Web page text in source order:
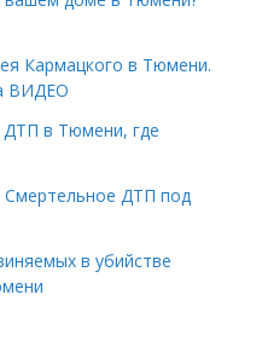
Кармацкого в Тюмени.
ВИДЕО
в Тюмени, где
Смертельное ДТП под
в убийстве